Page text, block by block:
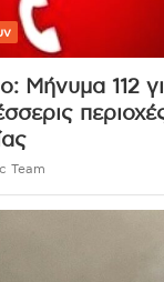
Μήνυμα 112
Team